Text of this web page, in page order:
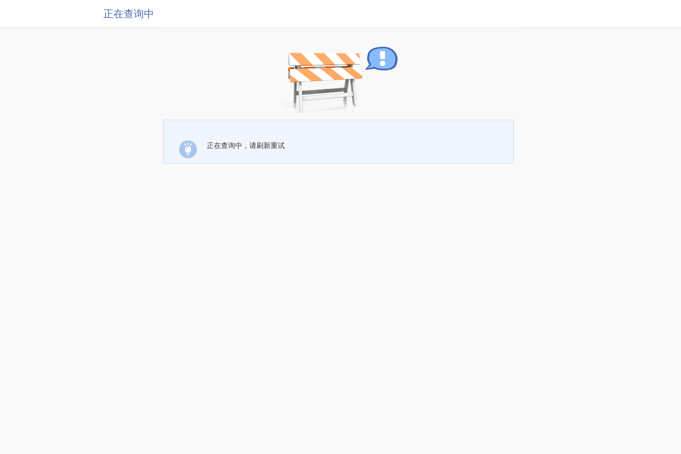
正在查询中
正在查询中，请刷新重试